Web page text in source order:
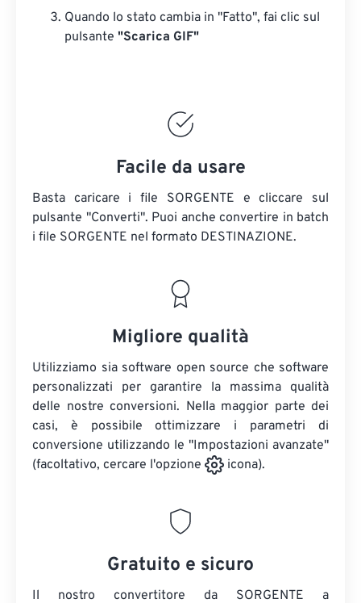
Quando lo stato cambia in "Fatto", fai clic sul
pulsante "Scarica GIF"
Facile da usare
Basta caricare i file SORGENTE e cliccare sul
pulsante "Converti". Puoi anche convertire in batch
i file SORGENTE nel formato DESTINAZIONE.
Migliore qualità
Utilizziamo sia software open source che software
personalizzati per garantire la massima qualità
delle nostre conversioni. Nella maggior parte dei
casi, è possibile ottimizzare i parametri di
conversione utilizzando le "Impostazioni avanzate"
(facoltativo, cercare l'opzione
icona).
Gratuito e sicuro
Il nostro convertitore da SORGENTE a